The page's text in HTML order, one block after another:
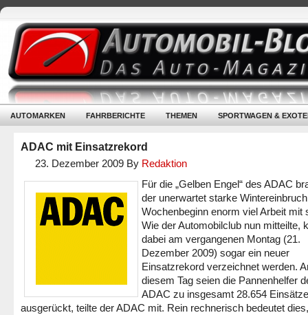
AUTOMARKEN FAHRBERICHTE THEMEN SPORTWAGEN &
ADAC mit Einsatzrekord
23. Dezember 2009 By Redaktion
Für die „Gelben Engel“ des ADAC
der unerwartet starke
Wochenbeginn enorm viel Arbeit mit
Wie der Automobilclub nun mitteilte,
dabei am vergangenen Montag (21.
Dezember 2009) sogar ein neuer
Einsatzrekord verzeichnet werden.
diesem Tag seien die Pannenhelfer
ADAC zu insgesamt 28.654
ausgerückt, teilte der ADAC mit. Rein rechnerisch bedeutet